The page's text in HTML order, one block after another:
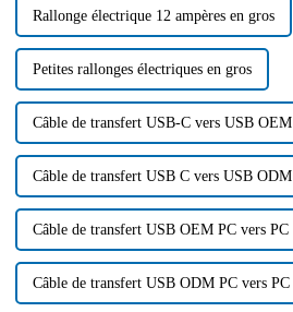
Rallonge électrique 12 ampères en gros
Petites rallonges électriques en gros
Câble de transfert USB-C vers USB OEM
Câble de transfert USB C vers USB ODM
Câble de transfert USB OEM PC vers PC
Câble de transfert USB ODM PC vers PC